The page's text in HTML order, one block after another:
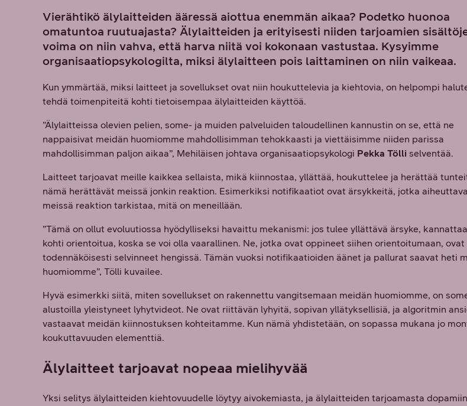
Vierähtikö älylaitteiden ääressä aiottua enemmän aikaa? Podetko huonoa
omatuntoa ruutuajasta? Älylaitteiden ja erityisesti niiden tarjoamien
voima on niin vahva, että harva niitä voi kokonaan vastustaa. Kysyimme
organisaatiopsykologilta, miksi älylaitteen pois laittaminen on niin vaikeaa.
Kun ymmärtää, miksi laitteet ja sovellukset ovat niin houkuttelevia ja kiehtovia, on helpompi
tehdä toimenpiteitä kohti tietoisempaa älylaitteiden käyttöä.
”Älylaitteissa olevien pelien, some- ja muiden palveluiden taloudellinen kannustin on se, että ne
nappaisivat meidän huomiomme mahdollisimman tehokkaasti ja viettäisimme niiden parissa
mahdollisimman paljon aikaa”, Mehiläisen johtava organisaatiopsykologi Pekka Tölli selventää.
Laitteet tarjoavat meille kaikkea sellaista, mikä kiinnostaa, yllättää, houkuttelee ja herättää
nämä herättävät meissä jonkin reaktion. Esimerkiksi notifikaatiot ovat ärsykkeitä, jotka
meissä reaktion tarkistaa, mitä on meneillään.
”Tämä on ollut evoluutiossa hyödylliseksi havaittu mekanismi: jos tulee yllättävä ärsyke,
kohti orientoitua, koska se voi olla vaarallinen. Ne, jotka ovat oppineet siihen orientoitumaan, ovat
todennäköisesti selvinneet hengissä. Tämän vuoksi notifikaatioiden äänet ja pallurat saavat heti
huomiomme”, Tölli kuvailee.
Hyvä esimerkki siitä, miten sovellukset on rakennettu vangitsemaan meidän huomiomme, on
alustoilla yleistyneet lyhytvideot. Ne ovat riittävän lyhyitä, sopivan yllätyksellisiä, ja algoritmin
vastaavat meidän kiinnostuksen kohteitamme. Kun nämä yhdistetään, on sopassa mukana jo
koukuttavuuden elementtiä.
Älylaitteet tarjoavat nopeaa mielihyvää
Yksi selitys älylaitteiden kiehtovuudelle löytyy aivokemiasta, ja älylaitteiden tarjoamasta